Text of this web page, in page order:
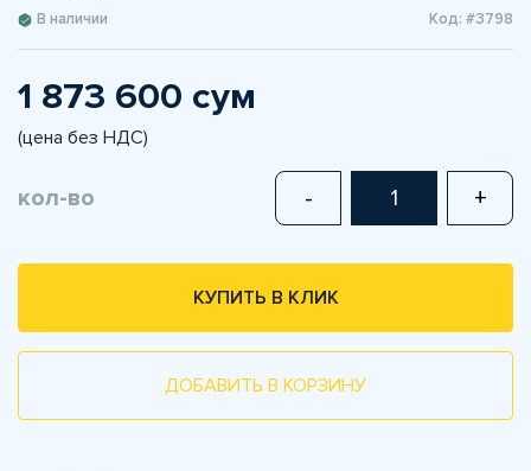
В наличии Код: #3798
1 873 600 сум
(цена без НДС)
кол-во - +
КУПИТЬ В КЛИК
ДОБАВИТЬ В КОРЗИНУ